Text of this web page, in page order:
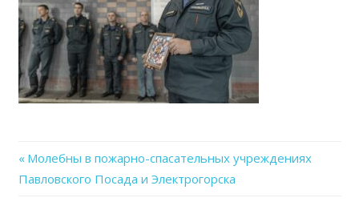
Навигация
Previous
Post:
Молебны в пожарно-спасательных учреждениях
Павловского Посада и Электрогорска